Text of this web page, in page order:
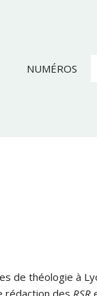
NUMÉROS
de théologie à
rédaction des RSR